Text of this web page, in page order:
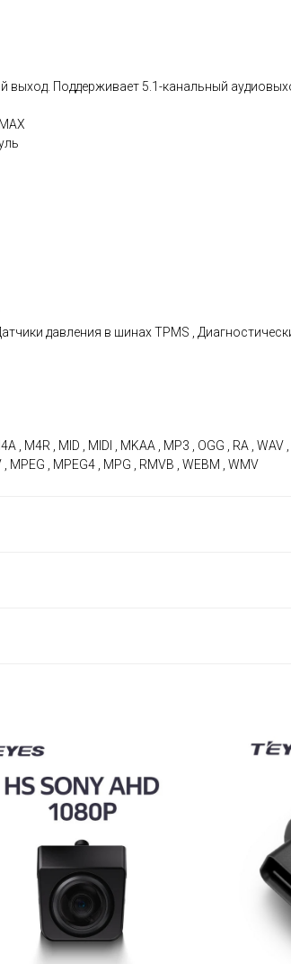
Поддерживает 5.1-канальный
давления в шинах TPMS ,
, M4R , MID , MIDI , MKAA , MP3 , OGG , RA , WAV
MPEG , MPEG4 , MPG , RMVB , WEBM , WMV